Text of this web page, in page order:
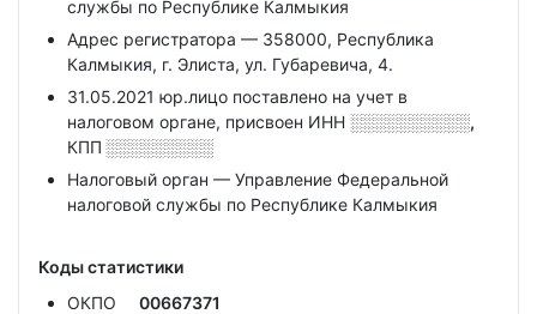
службы по Республике Калмыкия
Адрес регистратора — 358000, Республика
Калмыкия, г. Элиста, ул. Губаревича, 4.
31.05.2021 юр.лицо поставлено на учет в
налоговом органе, присвоен ИНН ░░░░░░░░░░,
КПП ░░░░░░░░░
Налоговый орган — Управление Федеральной
налоговой службы по Республике Калмыкия
Коды статистики
ОКПО
00667371